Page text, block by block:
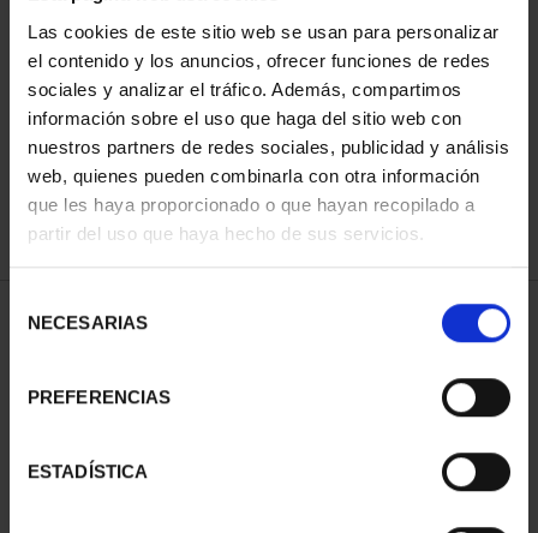
Las cookies de este sitio web se usan para personalizar
el contenido y los anuncios, ofrecer funciones de redes
sociales y analizar el tráfico. Además, compartimos
información sobre el uso que haga del sitio web con
nuestros partners de redes sociales, publicidad y análisis
web, quienes pueden combinarla con otra información
que les haya proporcionado o que hayan recopilado a
partir del uso que haya hecho de sus servicios.
NECESARIAS
PREFERENCIAS
ESTADÍSTICA
ORDENAR POR:
REFINAR
1 Productos encontrados